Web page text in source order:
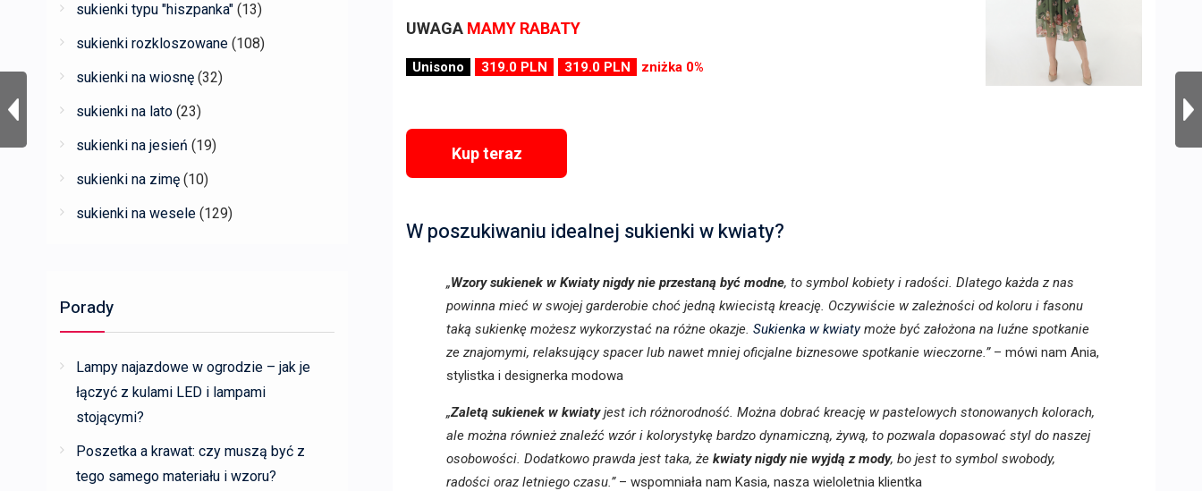
UWAGA MAMY RABATY
Unisono 319.0 PLN 319.0 PLN zniżka 0%
Kup teraz
W poszukiwaniu idealnej sukienki w kwiaty?
„Wzory sukienek w Kwiaty nigdy nie przestaną być modne, to symbol kobiety i radości. Dlatego każda z nas
powinna mieć w swojej garderobie choć jedną kwiecistą kreację. Oczywiście w zależności od koloru i fasonu
taką sukienkę możesz wykorzystać na różne okazje. Sukienka w kwiatymoże być założona na luźne spotkanie
ze znajomymi, relaksujący spacer lub nawet mniej oficjalne biznesowe spotkanie wieczorne.”– mówi nam Ania,
stylistka i designerka modowa
„Zaletą sukienek w kwiatyjest ich różnorodność. Można dobrać kreację w pastelowych stonowanych kolorach,
ale można również znaleźć wzór i kolorystykę bardzo dynamiczną, żywą, to pozwala dopasować styl do naszej
osobowości. Dodatkowo prawda jest taka, że kwiaty nigdy nie wyjdą z mody, bo jest to symbol swobody,
radości oraz letniego czasu.”– wspomniała nam Kasia, nasza wieloletnia klientka
sukienki typu "hiszpanka" (13)
sukienki rozkloszowane (108)
sukienki na wiosnę (32)
sukienki na lato (23)
sukienki na jesień (19)
sukienki na zimę (10)
sukienki na wesele (129)
Porady
Lampy najazdowe w ogrodzie – jak je
łączyć z kulami LED i lampami
stojącymi?
Poszetka a krawat: czy muszą być z
tego samego materiału i wzoru?